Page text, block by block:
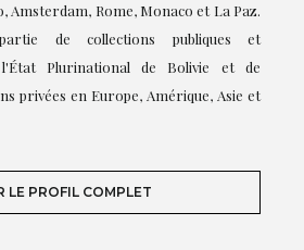
Amsterdam, Rome, Monaco et La Paz.
de collections publiques et
Plurinational de Bolivie et de
privées en Europe, Amérique, Asie et
LE PROFIL COMPLET